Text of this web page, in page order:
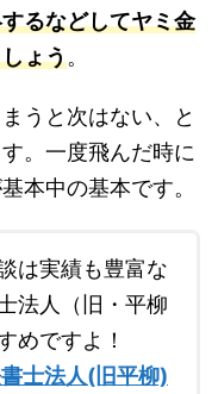
るなどしてヤミ金
ょう。
うと次はない、と
。一度飛んだ時に
本中の基本です。
は実績も豊富な
法人（旧・平柳
めですよ！
士法人(旧平柳)